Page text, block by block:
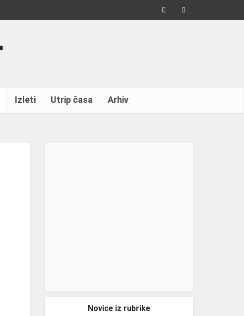
Izleti Utrip časa Arhiv
Novice iz rubrike